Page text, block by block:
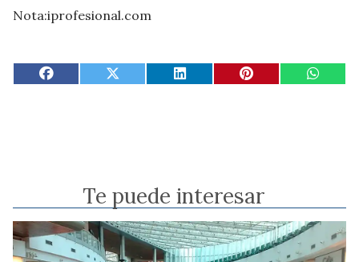
Nota:iprofesional.com
Te puede interesar